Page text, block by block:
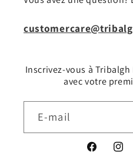
Inscrivez-vous à
avec votre
E-mail